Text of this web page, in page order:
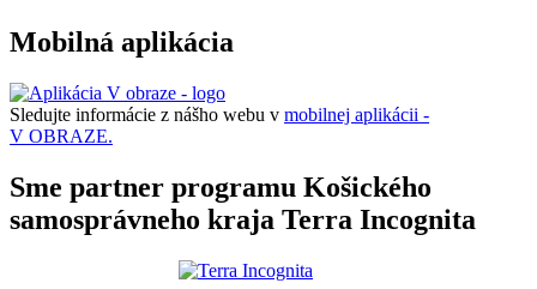
Mobilná aplikácia
Sledujte informácie z nášho webu v mobilnej aplikácii -
V OBRAZE.
Sme partner programu Košického
samosprávneho kraja Terra Incognita